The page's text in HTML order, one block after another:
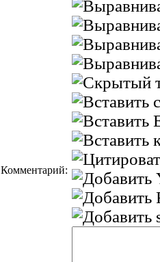
Комментарий: